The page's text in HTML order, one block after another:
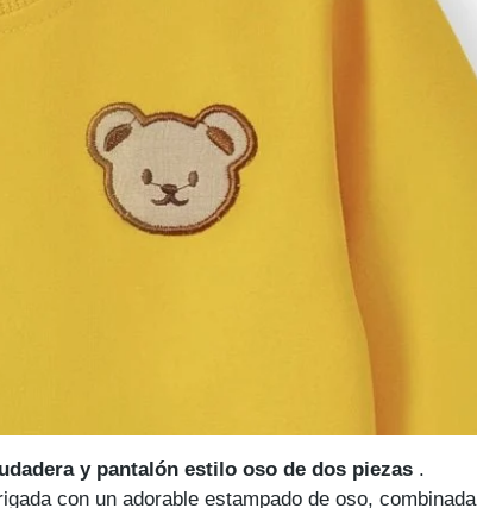
y pantalón estilo oso de dos piezas .
con un adorable estampado de oso, combinada